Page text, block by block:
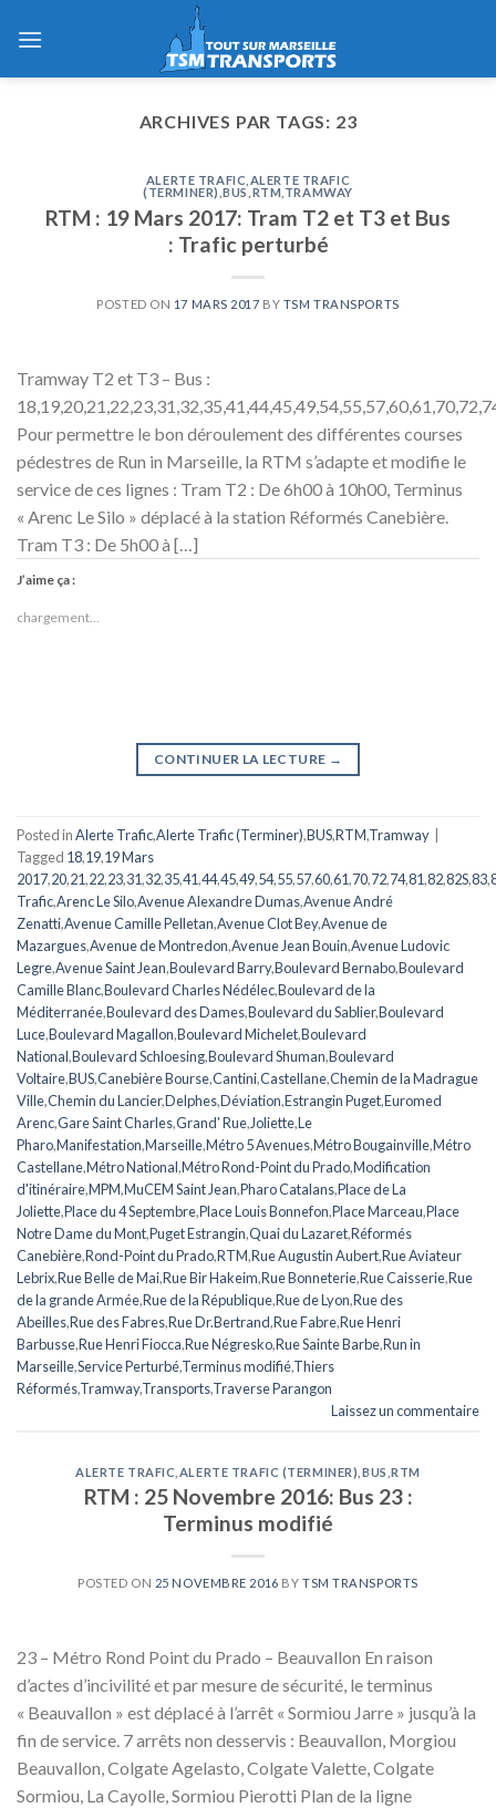
ARCHIVES PAR TAGS: 23
ALERTE TRAFIC ALERTE TRAFIC
(TERMINER) ,BUS RTM TRAMWAY
RTM : 19 Mars 2017: Tram T2 et T3 et Bus
: Trafic perturbé
POSTED ON 17 MARS 2017 BY TSM TRANSPORTS
Tramway T2 et T3 – Bus :
Pour permettre le bon déroulement des différentes courses
pédestres de Run in Marseille, la RTM s’adapte et modifie le
service de ces lignes : Tram T2 : De 6h00 à 10h00, Terminus
« Arenc Le Silo » déplacé à la station Réformés Canebière.
Tram T3 : De 5h00 à […]
J’aime ça :
chargement…
CONTINUER LA LECTURE →
Posted inAlerte Trafic,Alerte Trafic (Terminer),BUS,RTM,Tramway
Tagged 18,19,19 Mars
2017,20,21,22,23,31,32,35,41,44,45,49,54,55,57,60,61,70,72,74,81,82,82S,83,
Trafic,Arenc Le Silo,Avenue Alexandre Dumas,Avenue André
Zenatti,Avenue Camille Pelletan,Avenue Clot Bey,Avenue de
Mazargues,Avenue de Montredon,Avenue Jean Bouin,Avenue Ludovic
Legre,Avenue Saint Jean,Boulevard Barry,Boulevard Bernabo,Boulevard
Camille Blanc,Boulevard Charles Nédélec,Boulevard de la
Méditerranée,Boulevard des Dames,Boulevard du Sablier,Boulevard
Luce,Boulevard Magallon,Boulevard Michelet,Boulevard
National,Boulevard Schloesing,Boulevard Shuman,Boulevard
Voltaire,BUS,Canebière Bourse,Cantini,Castellane,Chemin de la Madrague
Ville,Chemin du Lancier,Delphes,Déviation,Estrangin Puget,Euromed
Arenc,Gare Saint Charles,Grand' Rue,Joliette,Le
Pharo,Manifestation,Marseille,Métro 5 Avenues,Métro Bougainville,Métro
Castellane,Métro National,Métro Rond-Point du Prado,Modification
d'itinéraire,MPM,MuCEM Saint Jean,Pharo Catalans,Place de La
Joliette,Place du 4 Septembre,Place Louis Bonnefon,Place Marceau,Place
Notre Dame du Mont,Puget Estrangin,Quai du Lazaret,Réformés
Canebière,Rond-Point du Prado,RTM,Rue Augustin Aubert,Rue Aviateur
Lebrix,Rue Belle de Mai,Rue Bir Hakeim,Rue Bonneterie,Rue Caisserie,Rue
de la grande Armée,Rue de la République,Rue de Lyon,Rue des
Abeilles,Rue des Fabres,Rue Dr.Bertrand,Rue Fabre,Rue Henri
Barbusse,Rue Henri Fiocca,Rue Négresko,Rue Sainte Barbe,Run in
Marseille,Service Perturbé,Terminus modifié,Thiers
Réformés,Tramway,Transports,Traverse Parangon
Laissez un commentaire
ALERTE TRAFIC ALERTE TRAFIC (TERMINER) BUS ,RTM
RTM : 25 Novembre 2016: Bus 23 :
Terminus modifié
POSTED ON 25 NOVEMBRE 2016 BY TSM TRANSPORTS
23 – Métro Rond Point du Prado – Beauvallon En raison
d’actes d’incivilité et par mesure de sécurité, le terminus
« Beauvallon » est déplacé à l’arrêt « Sormiou Jarre » jusqu’à la
fin de service. 7 arrêts non desservis : Beauvallon, Morgiou
Beauvallon, Colgate Agelasto, Colgate Valette, Colgate
Sormiou, La Cayolle, Sormiou Pierotti Plan de la ligne